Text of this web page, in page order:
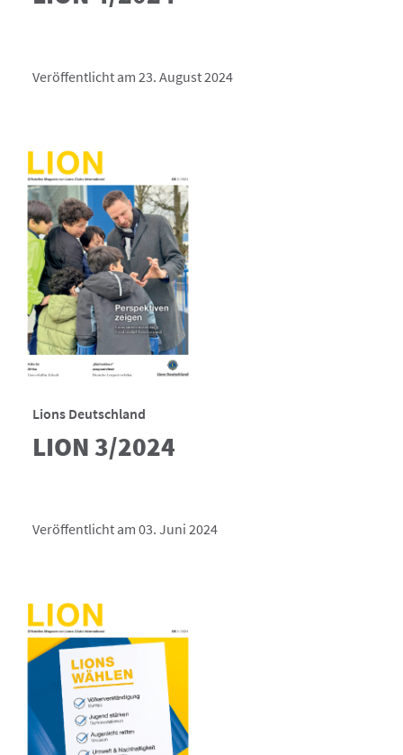
Veröffentlicht am 23. August 2024
Lions Deutschland
LION 3/2024
Veröffentlicht am 03. Juni 2024